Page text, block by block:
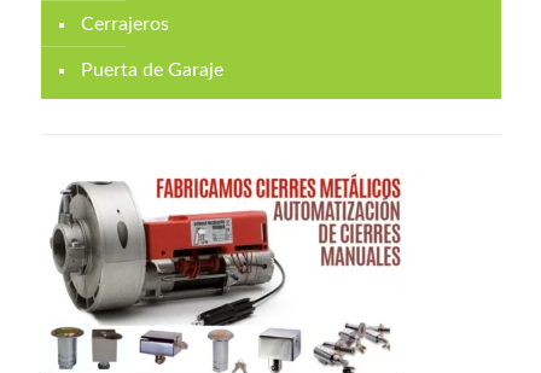
Cerrajeros
Puerta de Garaje